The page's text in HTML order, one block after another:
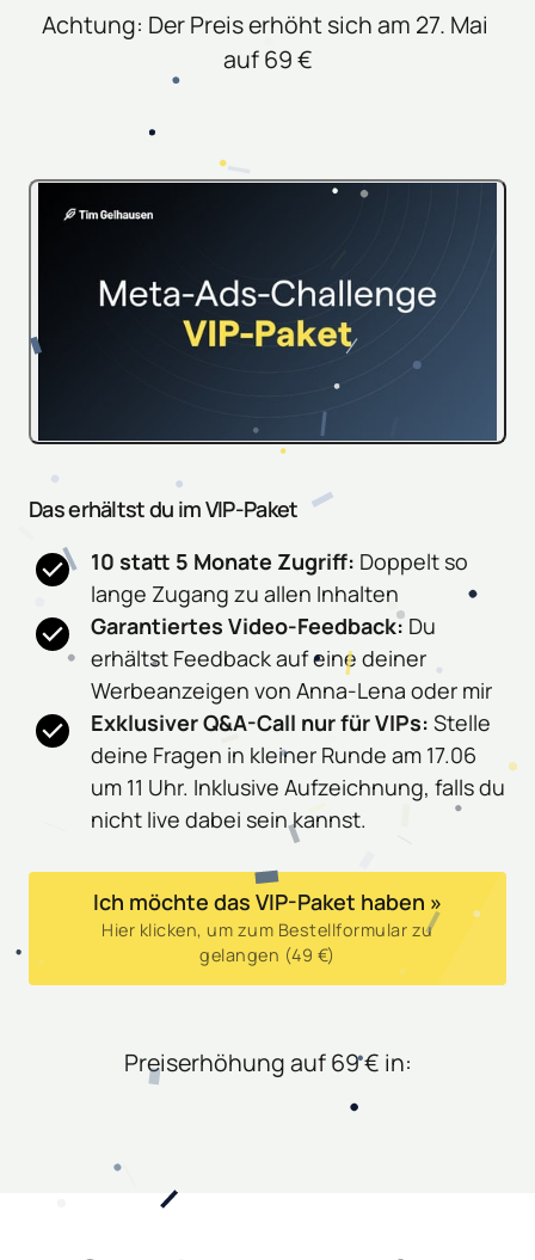
Achtung: Der Preis erhöht sich am 27. Mai
auf 69 €
Das erhältst du im VIP-Paket
10 statt 5 Monate Zugriff: Doppelt so
lange Zugang zu allen Inhalten
Garantiertes Video-Feedback: Du
erhältst Feedback auf eine deiner
Werbeanzeigen von Anna-Lena oder mir
Exklusiver Q&A-Call nur für VIPs: Stelle
deine Fragen in kleiner Runde am 17.06
um 11 Uhr. Inklusive Aufzeichnung, falls du
nicht live dabei sein kannst.
Ich möchte das VIP-Paket haben »
Hier klicken, um zum Bestellformular zu
gelangen (49 €)
Preiserhöhung auf 69 € in: